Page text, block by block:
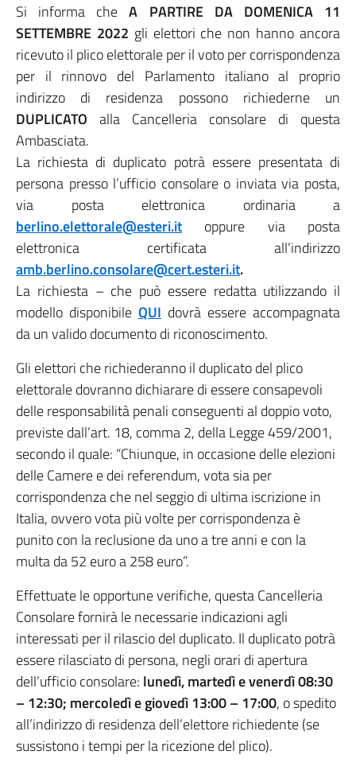
Si informa cheA PARTIRE DA DOMENICA 11
SETTEMBRE 2022 gli elettori che non hanno ancora
ricevuto il plico elettorale per il voto per corrispondenza
per il rinnovo del Parlamento italiano al proprio
indirizzo di residenza possono richiederne un
DUPLICATO alla Cancelleria consolare di questa
Ambasciata.
La richiesta di duplicato potrà essere presentata di
persona presso l’ufficio consolare o inviata via posta,
via posta elettronica ordinaria a
berlino.elettorale@esteri.it oppure via posta
elettronica certificata all’indirizzo
amb.berlino.consolare@cert.esteri.it.
La richiesta – che può essere redatta utilizzando il
modello disponibile QUI dovrà essere accompagnata
da un valido documento di riconoscimento.
Gli elettori che richiederanno il duplicato del plico
elettorale dovranno dichiarare di essere consapevoli
delle responsabilità penali conseguenti al doppio voto,
previste dall’art. 18, comma 2, della Legge 459/2001,
secondo il quale: “Chiunque, in occasione delle elezioni
delle Camere e dei referendum, vota sia per
corrispondenza che nel seggio di ultima iscrizione in
Italia, ovvero vota più volte per corrispondenza è
punito con la reclusione da uno a tre anni e con la
multa da 52 euro a 258 euro”.
Effettuate le opportune verifiche, questa Cancelleria
Consolare fornirà le necessarie indicazioni agli
interessati per il rilascio del duplicato. Il duplicato potrà
essere rilasciato di persona, negli orari di apertura
dell’ufficio consolare: lunedì, martedì e venerdì 08:30
– 12:30; mercoledì e giovedì 13:00 – 17:00, o spedito
all’indirizzo di residenza dell’elettore richiedente (se
sussistono i tempi per la ricezione del plico).